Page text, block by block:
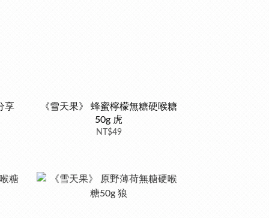
享
《雪天果》 蜂蜜檸檬無糖硬喉糖
50g 虎
NT$49